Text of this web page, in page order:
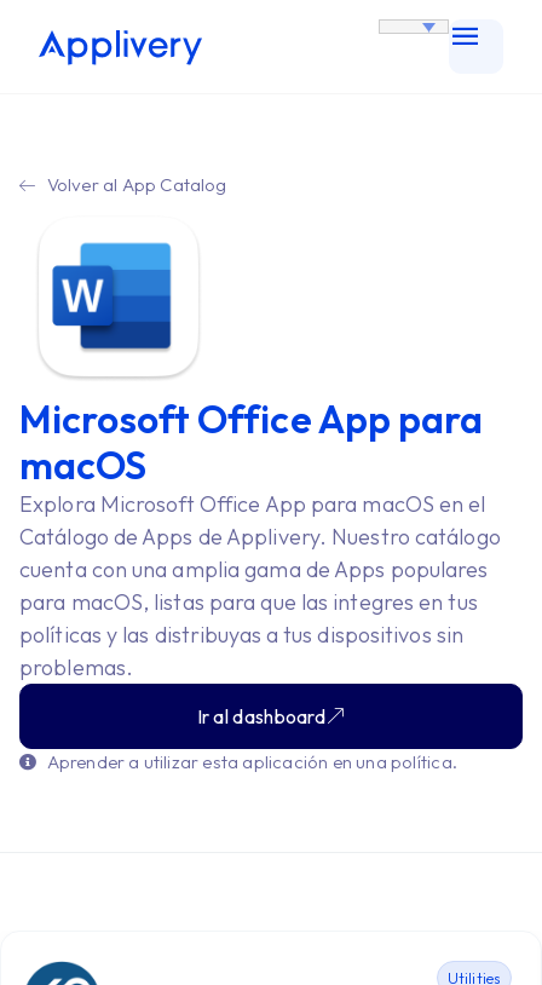
Volver al App Catalog
Microsoft Office App para
macOS
Explora Microsoft Office App para macOS en el
Catálogo de Apps de Applivery. Nuestro catálogo
cuenta con una amplia gama de Apps populares
para macOS, listas para que las integres en tus
políticas y las distribuyas a tus dispositivos sin
problemas.
Ir al dashboard
Aprender a utilizar esta aplicación en una política.
Utilities